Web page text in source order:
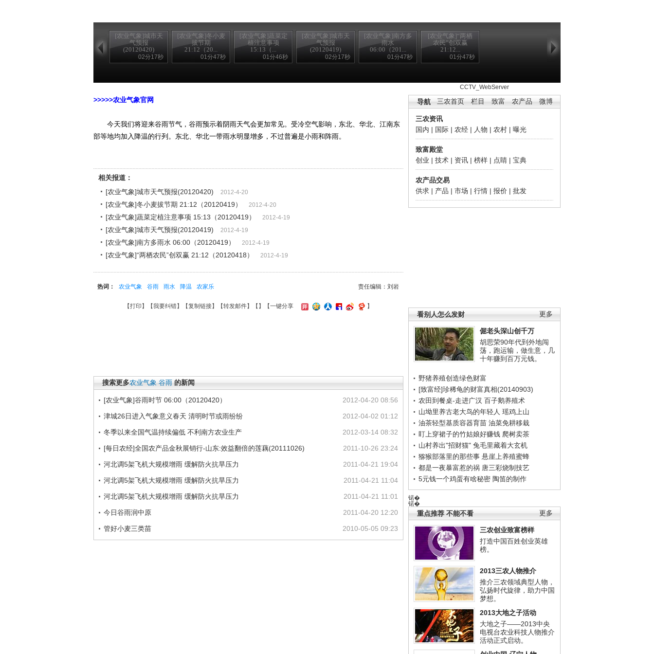
[农业气象]城市天
气预报
(20120420)
02分17秒
[农业气象]冬小麦
拔节期
21:12（20...
01分47秒
[农业气象]蔬菜定
植注意事项
15:13（...
01分46秒
[农业气象]城市天
气预报
(20120419)
02分17秒
[农业气象]南方多
雨水
06:00（201...
01分47秒
[农业气象]“两栖
农民”创双赢
21:12...
01分47秒
CCTV_WebServer
三农首页 栏目 致富 农产品 微博
导航
三农资讯
国内 | 国际 | 农经 | 人物 | 农村 | 曝光
致富殿堂
创业 | 技术 | 资讯 | 榜样 | 点睛 | 宝典
农产品交易
供求 | 产品 | 市场 | 行情 | 报价 | 批发
更多
看别人怎么发财
倔老头深山创千万
胡思荣90年代到外地闯
荡，跑运输，做生意，几
十年赚到百万元钱。
野猪养殖创造绿色财富
[致富经]珍稀龟的财富真相(20140903)
农田到餐桌-走进广汉 百子鹅养殖术
山坳里养古老大鸟的年轻人 瑶鸡上山
油茶轻型基质容器育苗 油菜免耕移栽
盯上穿裙子的竹姑娘好赚钱 爬树卖茶
山村养出"招财猫" 兔毛里藏着大玄机
猕猴部落里的那些事 悬崖上养殖蜜蜂
都是一夜暴富惹的祸 唐三彩烧制技艺
5元钱一个鸡蛋有啥秘密 陶笛的制作
锘�
锘�
更多
重点推荐 不能不看
三农创业致富榜样
打造中国百姓创业英雄
榜。
2013三农人物推介
推介三农领域典型人物，
弘扬时代旋律，助力中国
梦想。
2013大地之子活动
大地之子——2013中央
电视台农业科技人物推介
活动正式启动。
>>>>>农业气象官网
今天我们将迎来谷雨节气，谷雨预示着阴雨天气会更加常见。受冷空气影响，东北、华北、江南东
部等地均加入降温的行列。东北、华北一带雨水明显增多，不过普遍是小雨和阵雨。
相关报道：
[农业气象]城市天气预报(20120420)
2012-4-20
[农业气象]冬小麦拔节期 21:12（20120419） 2012-4-20
[农业气象]蔬菜定植注意事项 15:13（20120419） 2012-4-19
[农业气象]城市天气预报(20120419) 2012-4-19
[农业气象]南方多雨水 06:00（20120419） 2012-4-19
[农业气象]“两栖农民”创双赢 21:12（20120418） 2012-4-19
责任编辑：刘岩
热词： 农业气象 谷雨 雨水 降温 农家乐
【打印 】【我要纠错】【复制链接】【转发邮件】【 】 【一键分享 】
搜索更多农业气象 谷雨 的新闻
2012-04-20 08:56
[农业气象]谷雨时节 06:00（20120420）
2012-04-02 01:12
津城26日进入气象意义春天 清明时节或雨纷纷
2012-03-14 08:32
冬季以来全国气温持续偏低 不利南方农业生产
2011-10-26 23:24
[每日农经]全国农产品金秋展销行-山东:效益翻倍的莲藕(20111026)
2011-04-21 19:04
河北调5架飞机大规模增雨 缓解防火抗旱压力
2011-04-21 11:04
河北调5架飞机大规模增雨 缓解防火抗旱压力
2011-04-21 11:01
河北调5架飞机大规模增雨 缓解防火抗旱压力
2011-04-20 12:20
今日谷雨润中原
2010-05-05 09:23
管好小麦三类苗